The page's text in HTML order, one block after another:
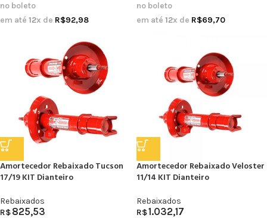
no boleto
em até 12x de R$92,98
no boleto
em até 12x de R$69,70
Amortecedor Rebaixado Tucson
17/19 KIT Dianteiro
Rebaixados
R$825,53
Amortecedor Rebaixado Veloster
11/14 KIT Dianteiro
Rebaixados
R$1.032,17